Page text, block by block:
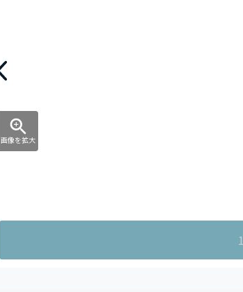
画像を拡大